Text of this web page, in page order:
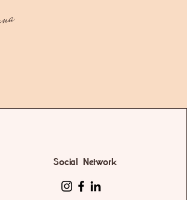
Social Network